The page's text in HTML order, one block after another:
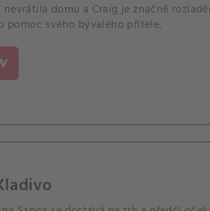
domu a Craig je značně
pomoc svého bývalého přítele.